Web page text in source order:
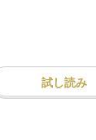
試し読み